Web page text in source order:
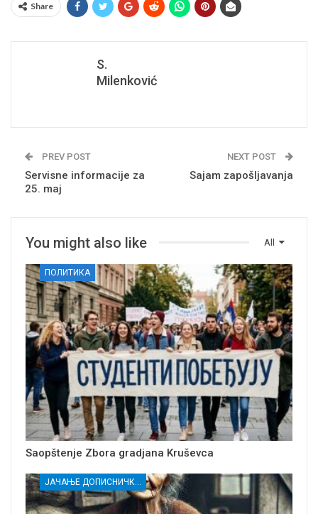
Share
S.
Milenković
PREV POST
Servisne informacije za
25. maj
NEXT POST
Sajam zapošljavanja
All
You might also like
ПОЛИТИКА
Saopštenje Zbora gradjana Kruševca